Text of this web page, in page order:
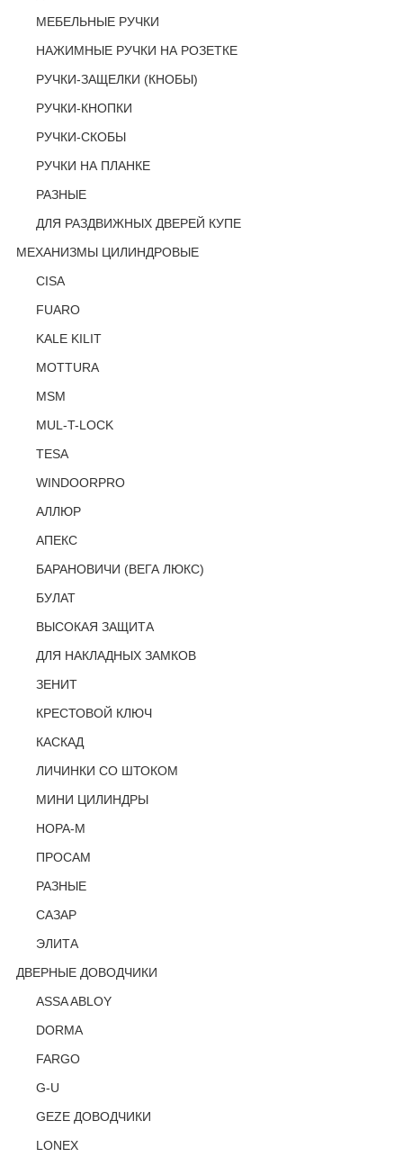
МЕБЕЛЬНЫЕ РУЧКИ
НАЖИМНЫЕ РУЧКИ НА РОЗЕТКЕ
РУЧКИ-ЗАЩЕЛКИ (КНОБЫ)
РУЧКИ-КНОПКИ
РУЧКИ-СКОБЫ
РУЧКИ НА ПЛАНКЕ
РАЗНЫЕ
ДЛЯ РАЗДВИЖНЫХ ДВЕРЕЙ КУПЕ
МЕХАНИЗМЫ ЦИЛИНДРОВЫЕ
CISA
FUARO
KALE KILIT
MOTTURA
MSM
MUL-T-LOCK
TESA
WINDOORPRO
АЛЛЮР
АПЕКС
БАРАНОВИЧИ (ВЕГА ЛЮКС)
БУЛАТ
ВЫСОКАЯ ЗАЩИТА
ДЛЯ НАКЛАДНЫХ ЗАМКОВ
ЗЕНИТ
КРЕСТОВОЙ КЛЮЧ
КАСКАД
ЛИЧИНКИ СО ШТОКОМ
МИНИ ЦИЛИНДРЫ
НОРА-М
ПРОСАМ
РАЗНЫЕ
САЗАР
ЭЛИТА
ДВЕРНЫЕ ДОВОДЧИКИ
ASSA ABLOY
DORMA
FARGO
G-U
GEZE ДОВОДЧИКИ
LONEX